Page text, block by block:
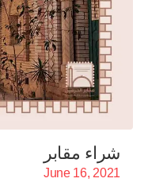
شراء مقابر
June 16, 2021